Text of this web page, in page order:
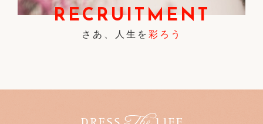
RECRUITMENT
さあ、人生を 彩ろう